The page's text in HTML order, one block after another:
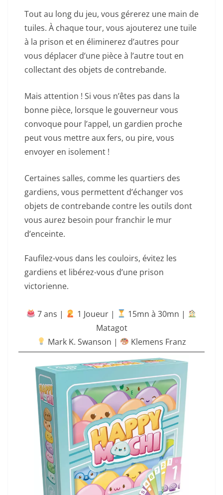
Tout au long du jeu, vous gérerez une main de
tuiles. À chaque tour, vous ajouterez une tuile
à la prison et en éliminerez d’autres pour
vous déplacer d’une pièce à l’autre tout en
collectant des objets de contrebande.
Mais attention ! Si vous n’êtes pas dans la
bonne pièce, lorsque le gouverneur vous
convoque pour l’appel, un gardien proche
peut vous mettre aux fers, ou pire, vous
envoyer en isolement !
Certaines salles, comme les quartiers des
gardiens, vous permettent d’échanger vos
objets de contrebande contre les outils dont
vous aurez besoin pour franchir le mur
d’enceinte.
Faufilez-vous dans les couloirs, évitez les
gardiens et libérez-vous d’une prison
victorienne.
7 ans | ‍ 1 Joueur | 15mn à 30mn |
Matagot
Mark K. Swanson |
Klemens Franz